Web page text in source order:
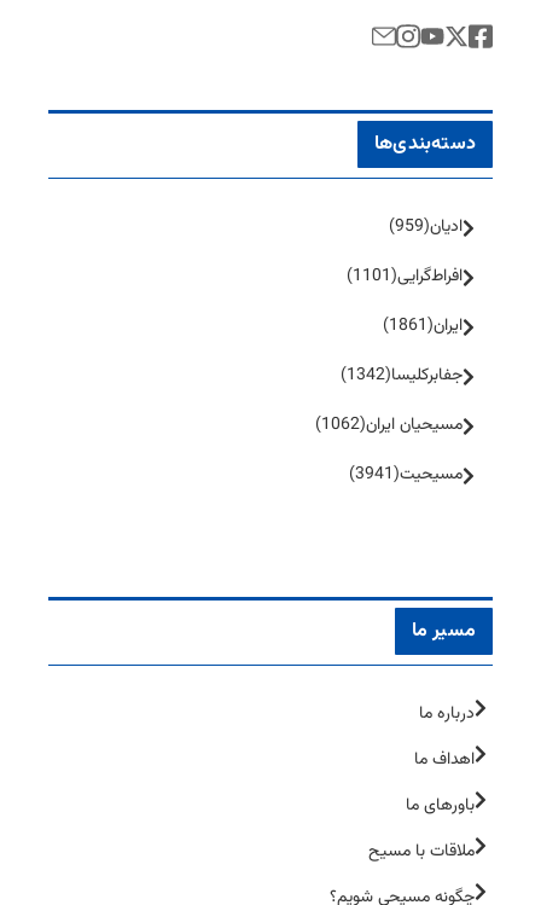
دسته‌بندی‌ها
ادیان(959)
افراط‌گرایی(1101)
ایران(1861)
جفا‌بر‌کلیسا(1342)
مسیحیان ایران(1062)
مسیحیت(3941)
مسیر ما
درباره ما
اهداف ما
باورهای ما
ملاقات با مسیح
چگونه مسیحی شویم؟